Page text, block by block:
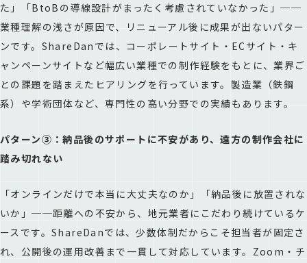
た」「BtoBの導線設計がまったく考慮されていなかった」──
業種理解の浅さが原因で、リニューアル後に成果が出ないパター
ンです。ShareDanでは、コーポレートサイト・ECサイト・キ
ャンペーンサイトなど幅広い業種での制作経験をもとに、業界ご
との課題を踏まえたヒアリングを行っています。製造業（鉄鋼
系）や学術団体など、専門性の高い分野での実績もあります。
パターン③：納品後のサポートに不安があり、遠方の制作会社に
踏み切れない
「オンラインだけで本当に大丈夫なのか」「納品後に放置されな
いか」──距離への不安から、地元業者にこだわり続けているケ
ースです。ShareDanでは、少数体制だからこそ担当者が固定さ
れ、公開後の運用改善まで一貫して対応しています。Zoom・チ